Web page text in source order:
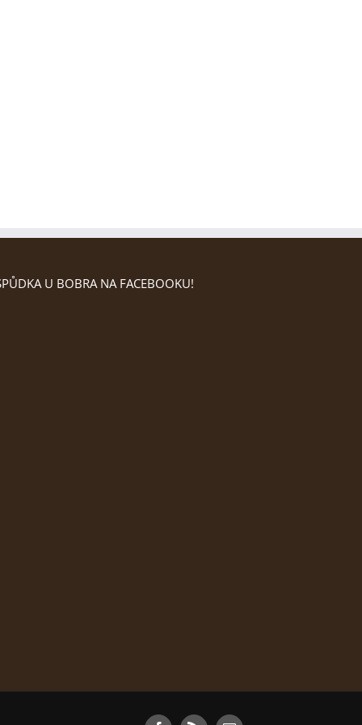
U BOBRA NA FACEBOOKU!